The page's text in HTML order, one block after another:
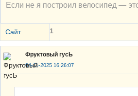
Если не я построил велосипед —
Сайт 1
Фруктовый гусЬ
04-11-2025 16:26:07